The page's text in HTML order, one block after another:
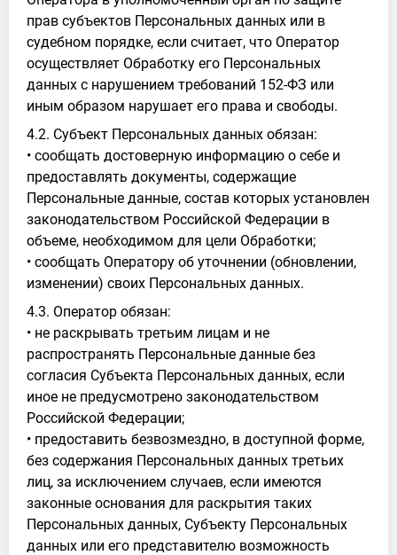
прав субъектов Персональных данных или в
судебном порядке, если считает, что Оператор
осуществляет Обработку его Персональных
данных с нарушением требований 152-ФЗ или
иным образом нарушает его права и свободы.
4.2. Субъект Персональных данных обязан:
• сообщать достоверную информацию о себе и
предоставлять документы, содержащие
Персональные данные, состав которых установлен
законодательством Российской Федерации в
объеме, необходимом для цели Обработки;
• сообщать Оператору об уточнении (обновлении,
изменении) своих Персональных данных.
4.3. Оператор обязан:
• не раскрывать третьим лицам и не
распространять Персональные данные без
согласия Субъекта Персональных данных, если
иное не предусмотрено законодательством
Российской Федерации;
• предоставить безвозмездно, в доступной форме,
без содержания Персональных данных третьих
лиц, за исключением случаев, если имеются
законные основания для раскрытия таких
Персональных данных, Субъекту Персональных
данных или его представителю возможность